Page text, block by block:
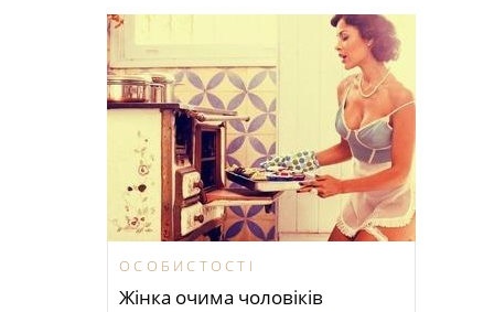
ОСОБИСТОСТІ
Жінка очима чоловіків